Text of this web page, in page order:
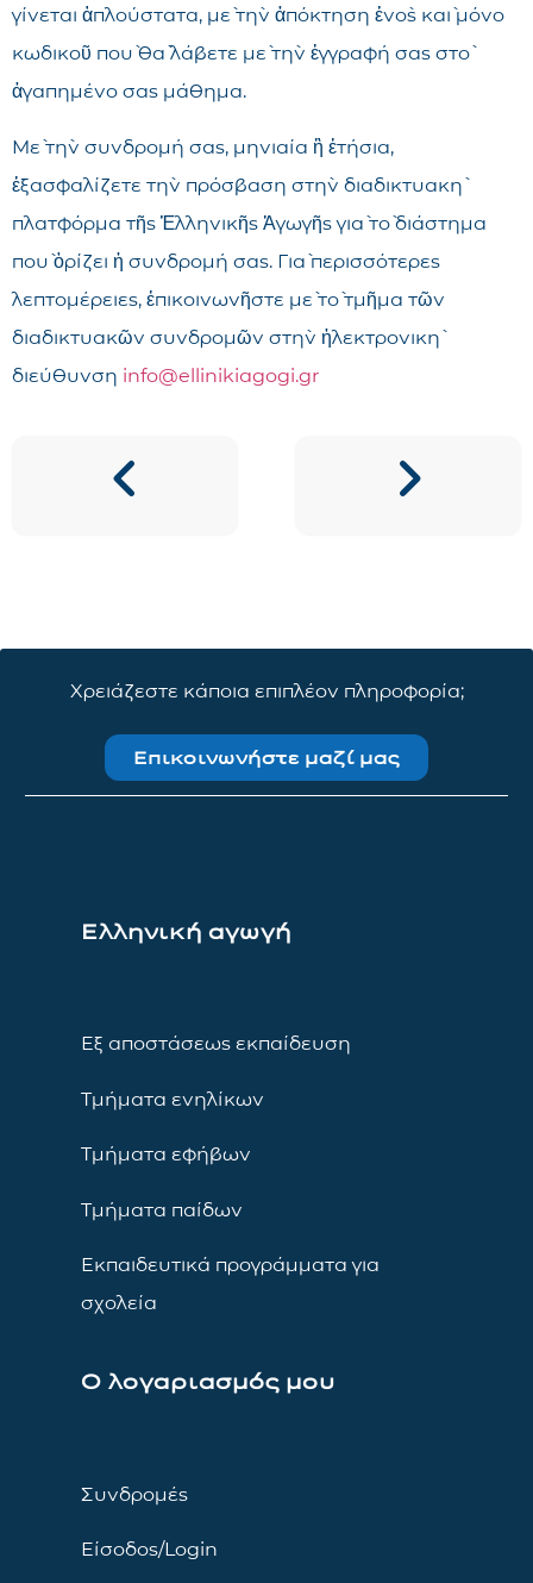
γίνεται ἁπλούστατα, μὲ τὴν ἀπόκτηση ἑνὸς καὶ μόνο
κωδικοῦ ποὺ θὰ λάβετε μὲ τὴν ἐγγραφή σας στὸ
ἀγαπημένο σας μάθημα.
Μὲ τὴν συνδρομή σας, μηνιαία ἢ ἐτήσια,
ἐξασφαλίζετε τὴν πρόσβαση στὴν διαδικτυακὴ
πλατφόρμα τῆς Ἑλληνικῆς Ἀγωγῆς γιὰ τὸ διάστημα
ποὺ ὁρίζει ἡ συνδρομή σας. Γιὰ περισσότερες
λεπτομέρειες, ἐπικοινωνῆστε μὲ τὸ τμῆμα τῶν
διαδικτυακῶν συνδρομῶν στὴν ἠλεκτρονικὴ
διεύθυνση info@ellinikiagogi.gr
Χρειάζεστε κάποια επιπλέον πληροφορία;
Επικοινωνήστε μαζί μας
Ελληνική αγωγή
Εξ αποστάσεως εκπαίδευση
Τμήματα ενηλίκων
Τμήματα εφήβων
Τμήματα παίδων
Εκπαιδευτικά προγράμματα για
σχολεία
Ο λογαριασμός μου
Συνδρομές
Είσοδος/Login